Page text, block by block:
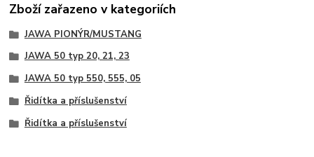
Zboží zařazeno v kategoriích
JAWA PIONÝR/MUSTANG
JAWA 50 typ 20, 21, 23
JAWA 50 typ 550, 555, 05
Řidítka a příslušenství
Řidítka a příslušenství